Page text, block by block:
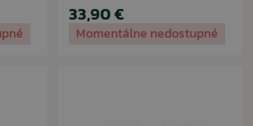
33,90 €
Momentálne nedostupné